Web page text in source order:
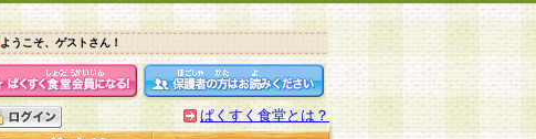
ようこそ、ゲストさん！
ぱくすく食堂とは？